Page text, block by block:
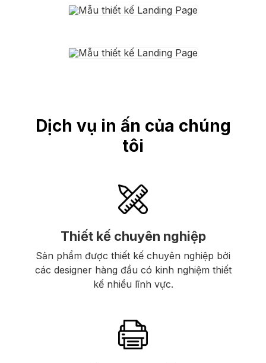
Dịch vụ in ấn của chúng
tôi
Thiết kế chuyên nghiệp
Sản phẩm được thiết kế chuyên nghiệp bởi
các designer hàng đầu có kinh nghiệm thiết
kế nhiều lĩnh vực.